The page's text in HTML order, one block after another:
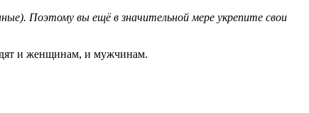
Поэтому вы ещё в значительной мере укрепите свои
и женщинам, и мужчинам.